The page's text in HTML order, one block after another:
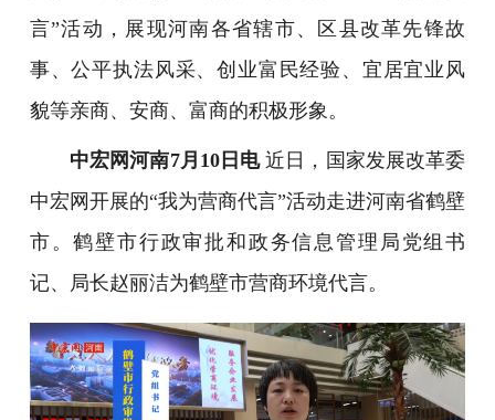
言”活动，展现河南各省辖市、区县改革先锋故
事、公平执法风采、创业富民经验、宜居宜业风
貌等亲商、安商、富商的积极形象。
中宏网河南7月10日电近日，国家发展改革委
中宏网开展的“我为营商代言”活动走进河南省鹤壁
市。鹤壁市行政审批和政务信息管理局党组书
记、局长赵丽洁为鹤壁市营商环境代言。